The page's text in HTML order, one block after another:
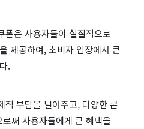
폰은 사용자들이 실질적으로
제공하여, 소비자 입장에서 큰
.
적 부담을 덜어주고, 다양한 콘
써 사용자들에게 큰 혜택을